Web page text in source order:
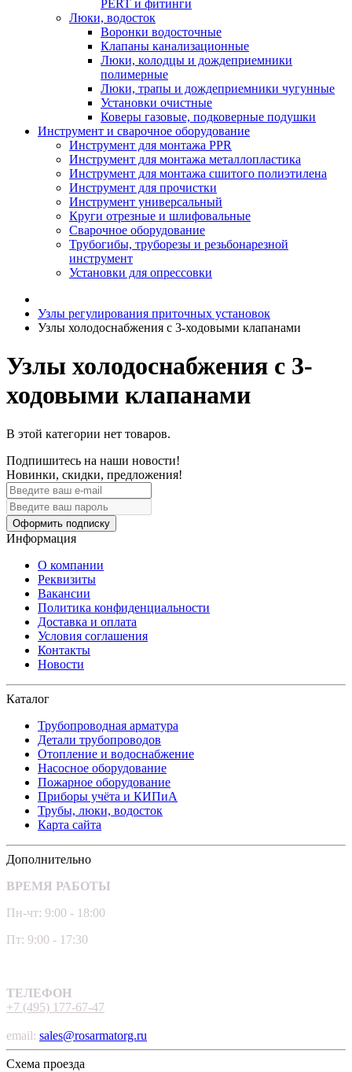
PERT и фитинги
Люки, водосток
Воронки водосточные
Клапаны канализационные
Люки, колодцы и дождеприемники
полимерные
Люки, трапы и дождеприемники чугунные
Установки очистные
Коверы газовые, подковерные подушки
Инструмент и сварочное оборудование
Инструмент для монтажа PPR
Инструмент для монтажа металлопластика
Инструмент для монтажа сшитого полиэтилена
Инструмент для прочистки
Инструмент универсальный
Круги отрезные и шлифовальные
Сварочное оборудование
Трубогибы, труборезы и резьбонарезной
инструмент
Установки для опрессовки
Узлы регулирования приточных установок
Узлы холодоснабжения с 3-ходовыми клапанами
Узлы холодоснабжения с 3-
ходовыми клапанами
В этой категории нет товаров.
Подпишитесь на наши новости!
Новинки, скидки, предложения!
Оформить подписку
Информация
О компании
Реквизиты
Вакансии
Политика конфиденциальности
Доставка и оплата
Условия соглашения
Контакты
Новости
Каталог
Трубопроводная арматура
Детали трубопроводов
Отопление и водоснабжение
Насосное оборудование
Пожарное оборудование
Приборы учёта и КИПиА
Трубы, люки, водосток
Карта сайта
Дополнительно
ВРЕМЯ РАБОТЫ
Пн-чт: 9:00 - 18:00
Пт: 9:00 - 17:30
ТЕЛЕФОН
+7 (495) 177-67-47
email: sales@rosarmatorg.ru
Схема проезда